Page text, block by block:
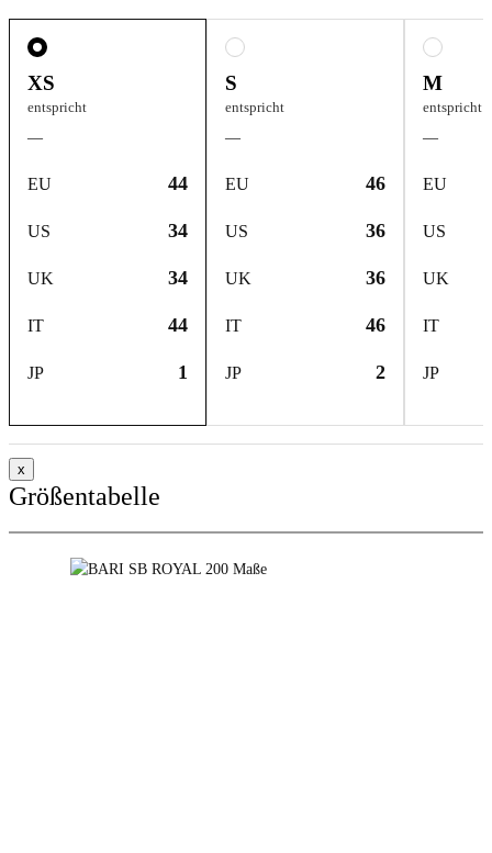
XS
entspricht
—
EU 44
US 34
UK 34
IT 44
JP 1
S
entspricht
—
EU 46
US 36
UK 36
IT 46
JP 2
M
entspricht
—
EU
US
UK
IT
JP
x
Größentabelle